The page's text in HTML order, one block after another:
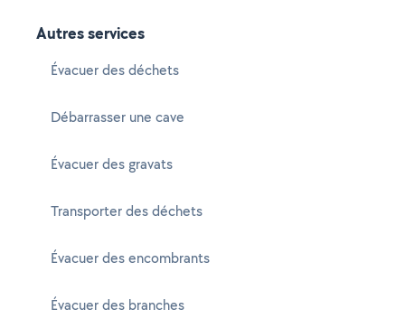
Autres services
Évacuer des déchets
Débarrasser une cave
Évacuer des gravats
Transporter des déchets
Évacuer des encombrants
Évacuer des branches